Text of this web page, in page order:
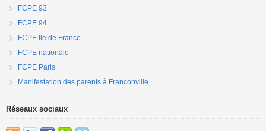
FCPE 93
FCPE 94
FCPE Ile de France
FCPE nationale
FCPE Paris
Manifestation des parents à Franconville
Réseaux sociaux